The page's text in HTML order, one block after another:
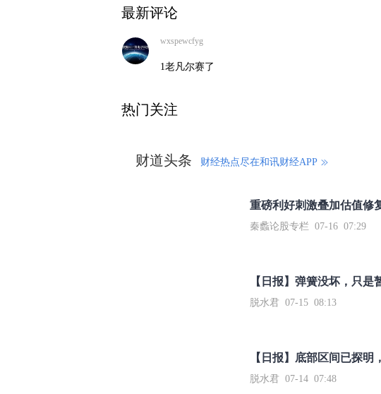
最新评论
wxspewcfyg
1老凡尔赛了
热门关注
财道头条 财经热点尽在和讯财经APP
秦蠡论股专栏 07-16 07:29
【日报】弹簧没坏，只是
脱水君 07-15 08:13
【日报】底部区间已探
脱水君 07-14 07:48